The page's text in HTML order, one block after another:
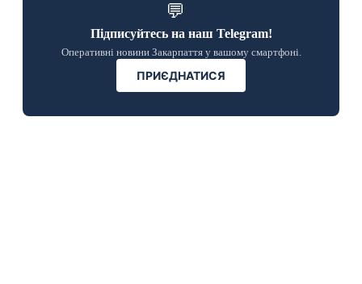
💬
Підписуйтесь на наш Telegram!
Оперативні новини Закарпаття у вашому смартфоні.
ПРИЄДНАТИСЯ